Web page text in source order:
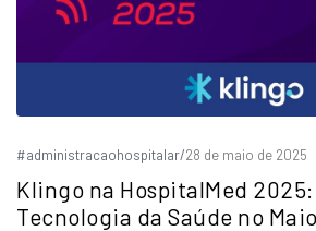
#administracaohospitalar/28 de maio de 2025
Klingo na HospitalMed
Tecnologia da Saúde no